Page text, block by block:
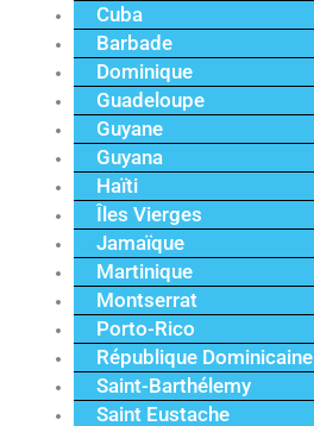
Cuba
Barbade
Dominique
Guadeloupe
Guyane
Guyana
Haïti
Îles Vierges
Jamaïque
Martinique
Montserrat
Porto-Rico
République Dominicaine
Saint-Barthélemy
Saint Eustache